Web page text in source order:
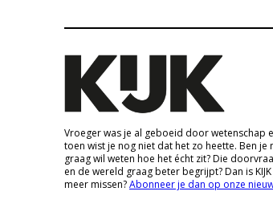
Vroeger was je al geboeid door wetenschap
toen wist je nog niet dat het zo heette. Ben je
graag wil weten hoe het écht zit? Die
en de wereld graag beter begrijpt? Dan is
meer missen?Abonneer je dan op onze